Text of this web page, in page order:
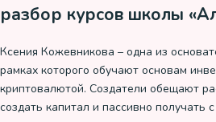
разбор курсов школы
Ксения Кожевникова – одна из
рамках которого обучают основам
криптовалютой. Создатели обещают
создать капитал и пассивно получать